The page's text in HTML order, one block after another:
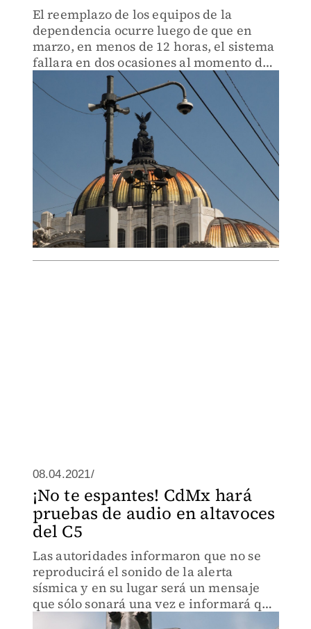
El reemplazo de los equipos de la
dependencia ocurre luego de que en
marzo, en menos de 12 horas, el sistema
fallara en dos ocasiones al momento de
activar la alerta sísmica.
08.04.2021/
¡No te espantes! CdMx hará
pruebas de audio en altavoces
del C5
Las autoridades informaron que no se
reproducirá el sonido de la alerta
sísmica y en su lugar será un mensaje
que sólo sonará una vez e informará que
es una prueba.